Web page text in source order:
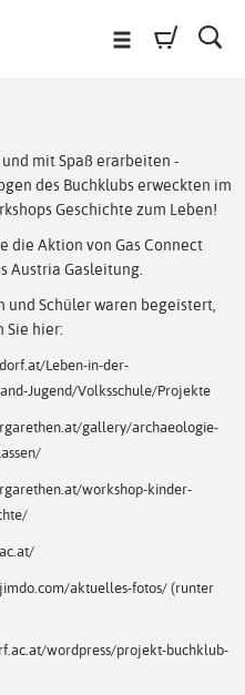
mit Spaß erarbeiten -
des Buchklubs erweckten im
Geschichte zum Leben!
die Aktion von Gas Connect
Austria Gasleitung.
und Schüler waren begeistert,
Sie hier:
Leben-in-der-
Jugend/Volksschule/Projekte
gallery/archaeologie-
workshop-kinder-
aktuelles-fotos/(runter
wordpress/projekt-buchklub-